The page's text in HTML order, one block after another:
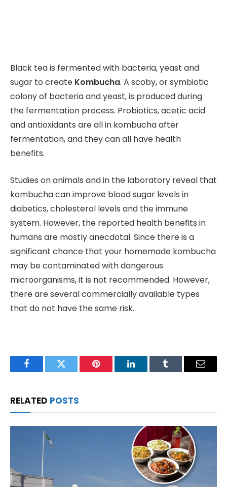
Black tea is fermented with bacteria, yeast and
sugar to create Kombucha. A scoby, or symbiotic
colony of bacteria and yeast, is produced during
the fermentation process. Probiotics, acetic acid
and antioxidants are all in kombucha after
fermentation, and they can all have health
benefits.
Studies on animals and in the laboratory reveal that
kombucha can improve blood sugar levels in
diabetics, cholesterol levels and the immune
system. However, the reported health benefits in
humans are mostly anecdotal. Since there is a
significant chance that your homemade kombucha
may be contaminated with dangerous
microorganisms, it is not recommended. However,
there are several commercially available types
that do not have the same risk.
FacebookTwitter Pinterest LinkedInTumblr Email
RELATED POSTS